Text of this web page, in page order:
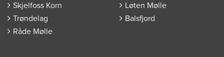
Skjelfoss Korn
Løten Mølle
Trøndelag
Balsfjord
Råde Mølle